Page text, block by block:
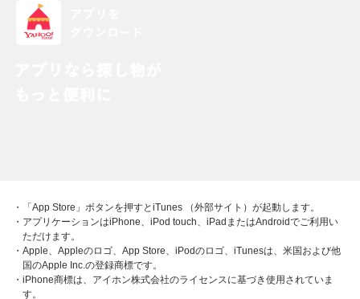
・「App Store」ボタンを押すとiTunes （外部サイト）が起動します。
・アプリケーションはiPhone、iPod touch、iPadまたはAndroidでご利用い
ただけます。
・Apple、Appleのロゴ、App Store、iPodのロゴ、iTunesは、米国および他
国のApple Inc.の登録商標です。
・iPhone商標は、アイホン株式会社のライセンスに基づき使用されていま
す。